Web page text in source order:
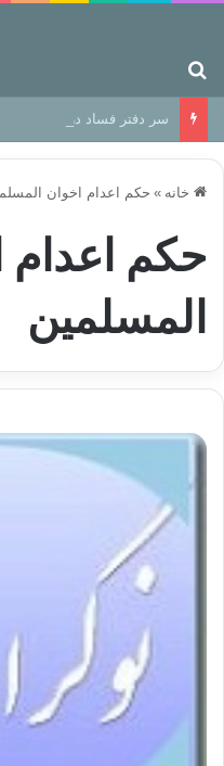
سر دفتر فساد در زمین‌،
خانه » حکم اعدام اخوان
حکم اعدام
المسلمین